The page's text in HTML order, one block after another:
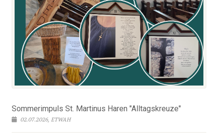
Sommerimpuls St. Martinus Haren "Alltagskreuze"
02.07.2026, ETWAH